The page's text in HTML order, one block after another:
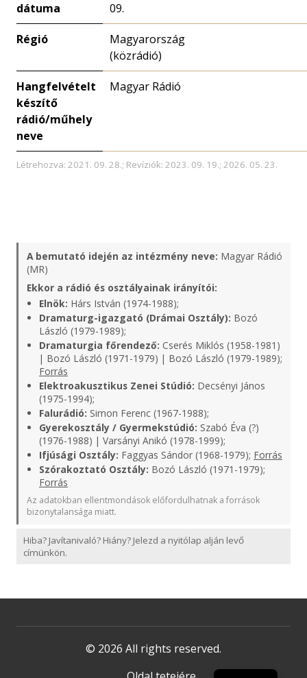
dátuma
09.
Régió
Magyarország
(közrádió)
Hangfelvételt
készítő
rádió/műhely
neve
Magyar Rádió
Létrehozva: 2021. 09. 28.; Revíziók: 2023. 09. 19.; 2026. 05. 23.
A bemutató idején az intézmény neve: Magyar Rádió
(MR)
Ekkor a rádió és osztályainak irányítói:
Elnök: Hárs István (1974-1988);
Dramaturg-igazgató (Drámai Osztály): Bozó
László (1979-1989);
Dramaturgia főrendező: Cserés Miklós (1958-1981)
| Bozó László (1971-1979) | Bozó László (1979-1989);
Forrás
Elektroakusztikus Zenei Stúdió: Decsényi János
(1975-1994);
Falurádió: Simon Ferenc (1967-1988);
Gyerekosztály / Gyermekstúdió: Szabó Éva (?)
(1976-1988) | Varsányi Anikó (1978-1999);
Ifjúsági Osztály: Faggyas Sándor (1968-1979); Forrás
Szórakoztató Osztály: Bozó László (1971-1979);
Forrás
Az adatokban ellentmondások előfordulhatnak a források
bizonytalansága miatt.
Hiba? Javítanivaló? Hiány? Jelezd a nyitólap alján levő
címünkön.
© 2026 All rights reserved.